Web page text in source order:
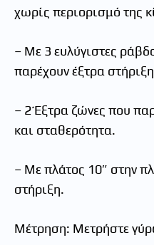
χωρίς περιορισμό της
– Με 3 ευλύγιστες
παρέχουν έξτρα
– 2 Έξτρα ζώνες που
και σταθερότητα.
– Με πλάτος 10″ στην
στήριξη.
Μέτρηση: Μετρήστε